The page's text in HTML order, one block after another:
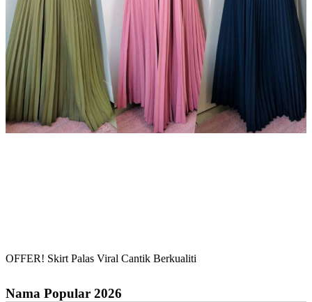
OFFER! Skirt Palas Viral Cantik Berkualiti
Nama Popular 2026